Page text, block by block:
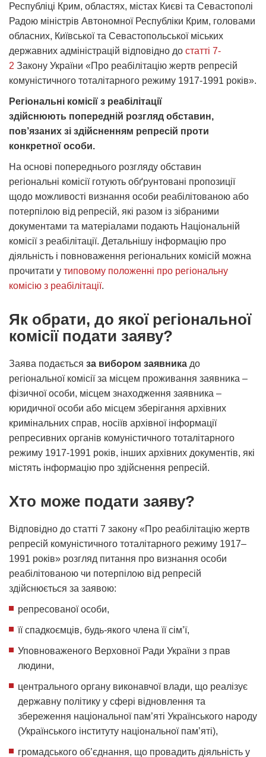
Республіці Крим, областях, містах Києві та Севастополі
Радою міністрів Автономної Республіки Крим, головами
обласних, Київської та Севастопольської міських
державних адміністрацій відповідно до статті 7-
2 Закону України «Про реабілітацію жертв репресій
комуністичного тоталітарного режиму 1917-1991 років».
Регіональні комісії з реабілітації
здійснюють попередній розгляд обставин,
пов’язаних зі здійсненням репресій проти
конкретної особи.
На основі попереднього розгляду обставин
регіональні комісії готують обґрунтовані пропозиції
щодо можливості визнання особи реабілітованою або
потерпілою від репресій, які разом із зібраними
документами та матеріалами подають Національній
комісії з реабілітації. Детальнішу інформацію про
діяльність і повноваження регіональних комісій можна
прочитати у типовому положенні про регіональну
комісію з реабілітації.
Як обрати, до якої регіональної
комісії подати заяву?
Заява подається за вибором заявника до
регіональної комісії за місцем проживання заявника –
фізичної особи, місцем знаходження заявника –
юридичної особи або місцем зберігання архівних
кримінальних справ, носіїв архівної інформації
репресивних органів комуністичного тоталітарного
режиму 1917-1991 років, інших архівних документів, які
містять інформацію про здійснення репресій.
Хто може подати заяву?
Відповідно до статті 7 закону «Про реабілітацію жертв
репресій комуністичного тоталітарного режиму 1917–
1991 років» розгляд питання про визнання особи
реабілітованою чи потерпілою від репресій
здійснюється за заявою:
репресованої особи,
її спадкоємців, будь-якого члена її сім’ї,
Уповноваженого Верховної Ради України з прав
людини,
центрального органу виконавчої влади, що реалізує
державну політику у сфері відновлення та
збереження національної пам’яті Українського народу
(Українського інституту національної памʼяті),
громадського об’єднання, що провадить діяльність у